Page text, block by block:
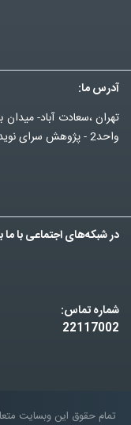
آدرس ما:
واحد2 - پژوهش سرای نوید دانش و فرهنگ
در شبکه‌های اجتماعی با ما
شماره تماس:
22117002
تمام حقوق این وبسایت